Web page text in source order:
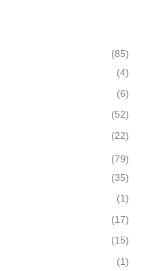
(85)
(4)
(6)
(52)
(22)
(79)
(35)
(1)
(17)
(15)
(1)
c
i
o
m
í
n
i
c
i
o
m
á
x
i